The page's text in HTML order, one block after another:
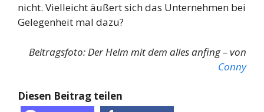
nicht. Vielleicht äußert sich das Unternehmen bei
Gelegenheit mal dazu?
Beitragsfoto: Der Helm mit dem alles anfing – von
Conny
Diesen Beitrag teilen